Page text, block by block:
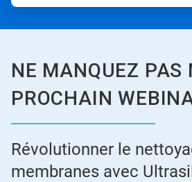
NE MANQUEZ PAS
PROCHAIN
Révolutionner le
membranes avec